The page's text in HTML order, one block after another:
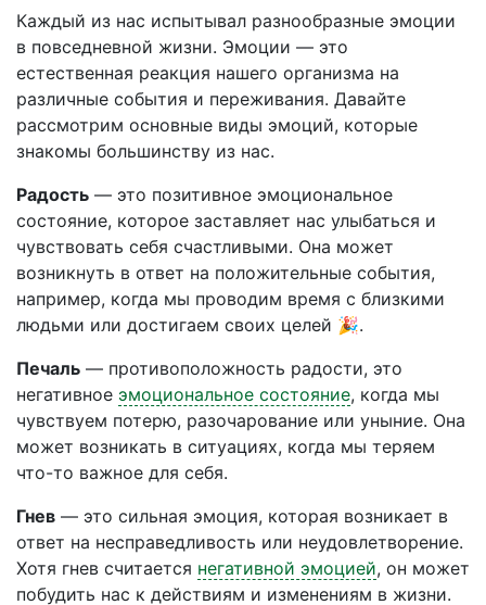
Каждый из нас испытывал разнообразные эмоции
в повседневной жизни. Эмоции — это
естественная реакция нашего организма на
различные события и переживания. Давайте
рассмотрим основные виды эмоций, которые
знакомы большинству из нас.
Радость — это позитивное эмоциональное
состояние, которое заставляет нас улыбаться и
чувствовать себя счастливыми. Она может
возникнуть в ответ на положительные события,
например, когда мы проводим время с близкими
людьми или достигаем своих целей 🎉.
Печаль — противоположность радости, это
негативное эмоциональное состояние, когда мы
чувствуем потерю, разочарование или уныние. Она
может возникать в ситуациях, когда мы теряем
что-то важное для себя.
Гнев — это сильная эмоция, которая возникает в
ответ на несправедливость или неудовлетворение.
Хотя гнев считается негативной эмоцией, он может
побудить нас к действиям и изменениям в жизни.